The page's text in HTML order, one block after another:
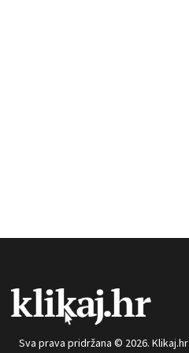
Sva prava pridržana © 2026. Klikaj.hr